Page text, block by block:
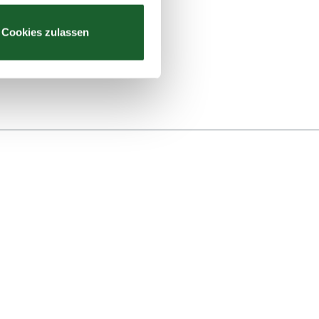
Präferenzen imAbschnitt
anbieten zu können
Verwendung unserer
Cookies zulassen